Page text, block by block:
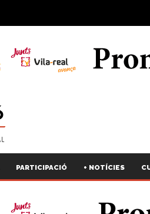
PARTICIPACIÓ + NOTÍCIES